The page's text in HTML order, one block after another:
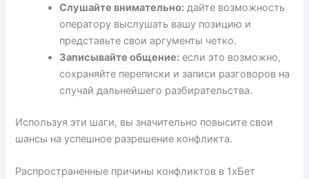
Слушайте внимательно: дайте возможность
оператору выслушать вашу позицию и
представьте свои аргументы четко.
Записывайте общение: если это возможно,
сохраняйте переписки и записи разговоров на
случай дальнейшего разбирательства.
Используя эти шаги, вы значительно повысите свои
шансы на успешное разрешение конфликта.
Распространенные причины конфликтов в 1хБет